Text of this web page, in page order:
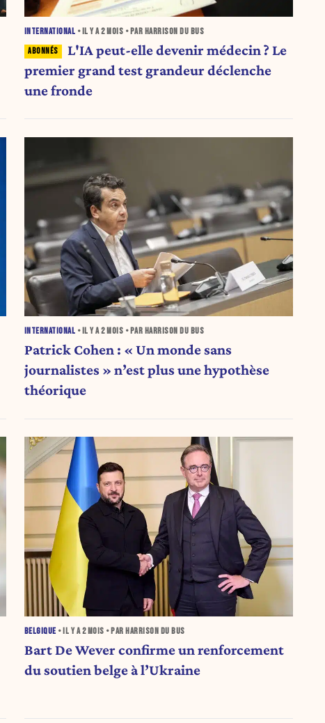
INTERNATIONAL • IL Y A2 MOIS • PAR HARRISON DU BUS
L'IA peut-elle devenir médecin ? Le
premier grand test grandeur déclenche
une fronde
INTERNATIONAL • IL Y A2 MOIS • PAR HARRISON DU BUS
Patrick Cohen : « Un monde sans
journalistes » n’est plus une hypothèse
théorique
BELGIQUE • IL Y A2 MOIS • PAR HARRISON DU BUS
Bart De Wever confirme un renforcement
du soutien belge à l’Ukraine